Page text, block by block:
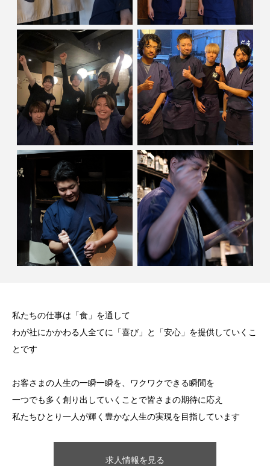
私たちの仕事は「食」を通して
わが社にかかわる人全てに「喜び」と「安心」を提供していくこ
とです
お客さまの人生の一瞬一瞬を、ワクワクできる瞬間を
一つでも多く創り出していくことで皆さまの期待に応え
私たちひとり一人が輝く豊かな人生の実現を目指しています
求人情報を見る